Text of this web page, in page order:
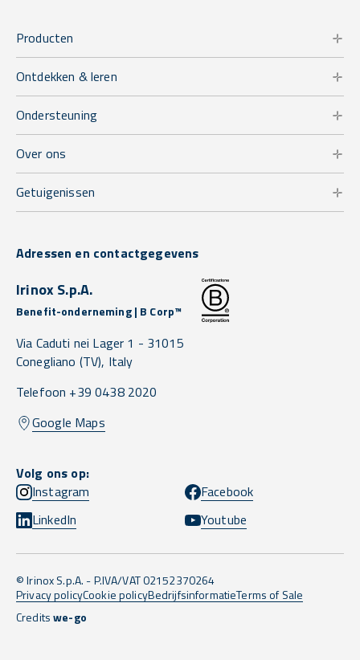
Producten
Ontdekken & leren
Ondersteuning
Over ons
Getuigenissen
Adressen en contactgegevens
Irinox S.p.A.
Benefit-onderneming | B Corp™
Via Caduti nei Lager 1 - 31015
Conegliano (TV), Italy
Telefoon +39 0438 2020
Google Maps
Volg ons op:
Instagram
Facebook
LinkedIn
Youtube
© Irinox S.p.A. - P.IVA/VAT 02152370264
Privacy policyCookie policyBedrijfsinformatieTerms of Sale
Creditswe-go